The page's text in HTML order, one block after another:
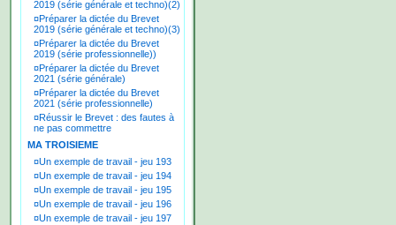
2019 (série générale et techno)(2)
¤Préparer la dictée du Brevet
2019 (série générale et techno)(3)
¤Préparer la dictée du Brevet
2019 (série professionnelle))
¤Préparer la dictée du Brevet
2021 (série générale)
¤Préparer la dictée du Brevet
2021 (série professionnelle)
¤Réussir le Brevet : des fautes à
ne pas commettre
MA TROISIEME
¤Un exemple de travail - jeu 193
¤Un exemple de travail - jeu 194
¤Un exemple de travail - jeu 195
¤Un exemple de travail - jeu 196
¤Un exemple de travail - jeu 197